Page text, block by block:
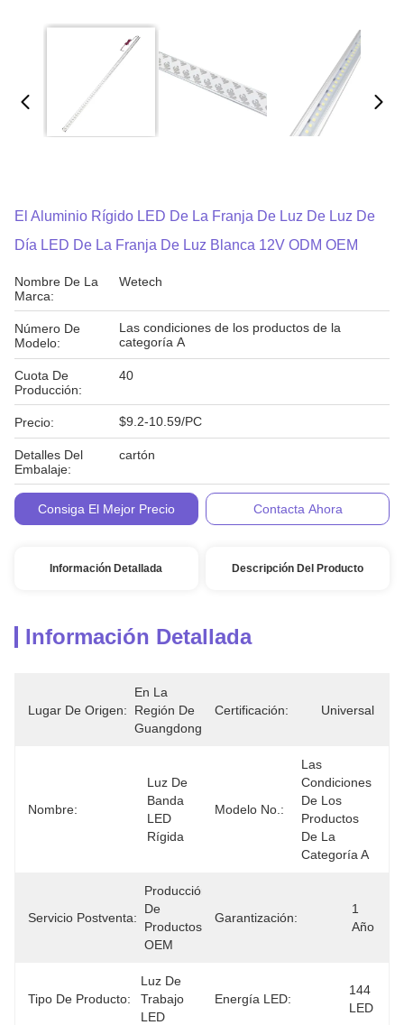
El Aluminio Rígido LED De La Franja De Luz De Luz De
Día LED De La Franja De Luz Blanca 12V ODM OEM
Nombre De La
Marca:
Wetech
Número De
Modelo:
Las condiciones de los productos de la
categoría A
Cuota De
Producción:
40
Precio: $9.2-10.59/PC
Detalles Del
Embalaje:
cartón
Condiciones De
Pago:Consiga El Mejor Precio Contacta Ahora
Información Detallada Descripción Del Producto
Información Detallada
Lugar De Origen:
En La
Región De
Guangdong
Certificación: Universal
Nombre:
Luz De
Banda
LED
Rígida
Modelo No.:
Las
Condiciones
De Los
Productos
De La
Categoría A
Servicio Postventa:
Producción
De
Productos
OEM
Garantización:
1
Año
Tipo De Producto:
Luz De
Trabajo
LED
Energía LED:
144
LED